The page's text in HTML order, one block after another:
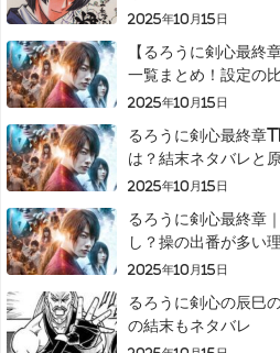
2025年10月15日
【るろうに剣心最
一覧まとめ！設定の
2025年10月15日
るろうに剣心最終
は？結末ネタバレと
2025年10月15日
るろうに剣心最終章
し？操の出番が多い
2025年10月15日
るろうに剣心の辰巳
の結末もネタバレ